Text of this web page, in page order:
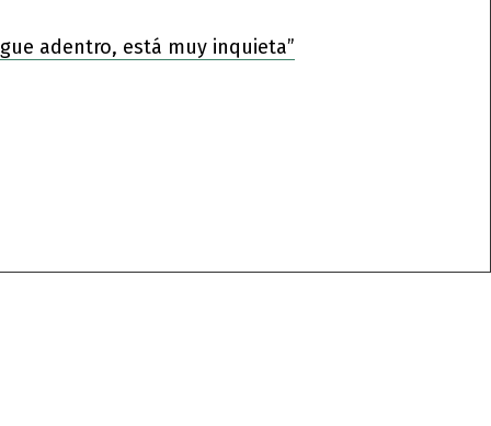
adentro, está muy inquieta”